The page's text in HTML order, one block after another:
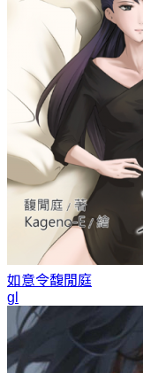
如意令馥閒庭
gl